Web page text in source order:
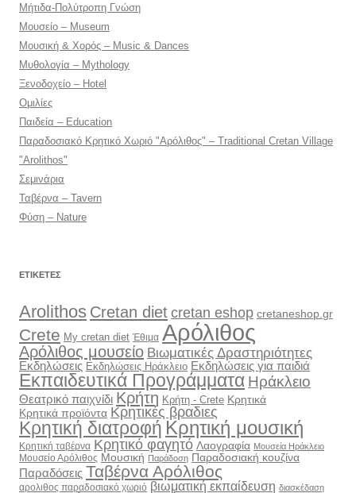
Μήτιδα-Πολύτροπη Γνώση
Μουσείο – Museum
Μουσική & Χορός – Music & Dances
Μυθολογία – Mythology
Ξενοδοχείο – Hotel
Ομιλίες
Παιδεία – Education
Παραδοσιακό Κρητικό Χωριό "Αρόλιθος" – Traditional Cretan Village
"Arolithos"
Σεμινάρια
Ταβέρνα – Tavern
Φύση – Nature
ΕΤΙΚΈΤΕΣ
Arolithos Cretan dietcretan eshop cretaneshop.gr
Crete My cretan diet Έθιμα Αρόλιθος
Αρόλιθος μουσείο Βιωματικές Δραστηριότητες
Εκδηλώσεις Εκδηλώσεις Ηράκλειο Εκδηλώσεις για παιδιά
Εκπαιδευτικά Προγράμματα Ηράκλειο
Θεατρικό παιχνίδι Κρήτη Κρήτη - Crete Κρητικά
Κρητικά προϊόντα Κρητικές βραδιες
Κρητική διατροφή Κρητική μουσική
Κρητική ταβέρνα Κρητικό φαγητό Λαογραφία Μουσεία Ηράκλειο
Μουσείο Αρόλιθος Μουσική Παράδοση Παραδοσιακή κουζίνα
Παραδόσεις Ταβέρνα Αρόλιθος
αρολιθος παραδοσιακό χωριό βιωματική εκπαίδευση διασκέδαση